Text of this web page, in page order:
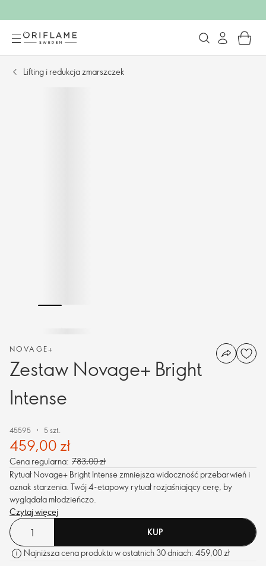
Lifting i redukcja zmarszczek
NOVAGE+
Zestaw Novage+ Bright
Intense
45595 5 szt.
459,00 zł
Cena regularna: 783,00 zł
Rytuał Novage+ Bright Intense zmniejsza widoczność przebarwień i
oznak starzenia. Twój 4-etapowy rytuał rozjaśniający cerę, by
wyglądała młodzieńczo.
Czytaj więcej
KUP
Najniższa cena produktu w ostatnich 30 dniach: 459,00 zł